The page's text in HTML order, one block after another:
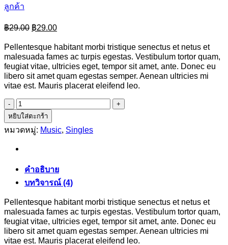
ลูกค้า
฿29.00 Original
price
was:
฿29.00.
฿29.00Current
price
is:
฿29.00.
Pellentesque habitant morbi tristique senectus et netus et
malesuada fames ac turpis egestas. Vestibulum tortor quam,
feugiat vitae, ultricies eget, tempor sit amet, ante. Donec eu
libero sit amet quam egestas semper. Aenean ultricies mi
vitae est. Mauris placerat eleifend leo.
จำนวน
Woo
Single
#2
ชิ้น
หยิบใส่ตะกร้า
หมวดหมู่: Music, Singles
คำอธิบาย
บทวิจารณ์ (4)
Pellentesque habitant morbi tristique senectus et netus et
malesuada fames ac turpis egestas. Vestibulum tortor quam,
feugiat vitae, ultricies eget, tempor sit amet, ante. Donec eu
libero sit amet quam egestas semper. Aenean ultricies mi
vitae est. Mauris placerat eleifend leo.